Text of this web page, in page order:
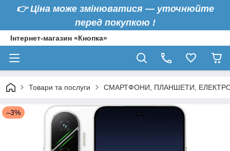
👉Ціна може змінюватися — уточнюйте
перед покупкою !
Інтернет-магазин «Кнопка»
Товари та послуги СМАРТФОНИ, ПЛАНШЕТИ,
–3%